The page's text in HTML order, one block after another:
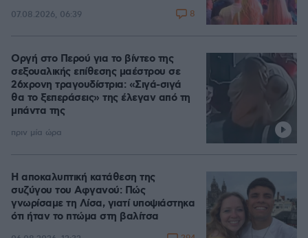
07.08.2026, 06:39 8
Οργή στο Περού για το βίντεο της
σεξουαλικής επίθεσης μαέστρου σε
26χρονη τραγουδίστρια: «Σιγά-σιγά
θα το ξεπεράσεις» της έλεγαν από τη
μπάντα της
πριν μία ώρα
Η αποκαλυπτική κατάθεση της
συζύγου του Αφγανού: Πώς
γνωρίσαμε τη Λίσα, γιατί υποψιάστηκα
ότι ήταν το πτώμα στη βαλίτσα